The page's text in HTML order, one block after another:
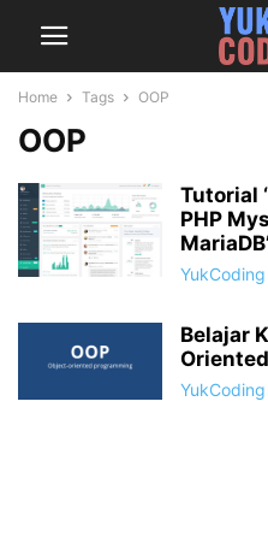
Home Tags OOP
OOP
Tutorial
PHP
Belajar